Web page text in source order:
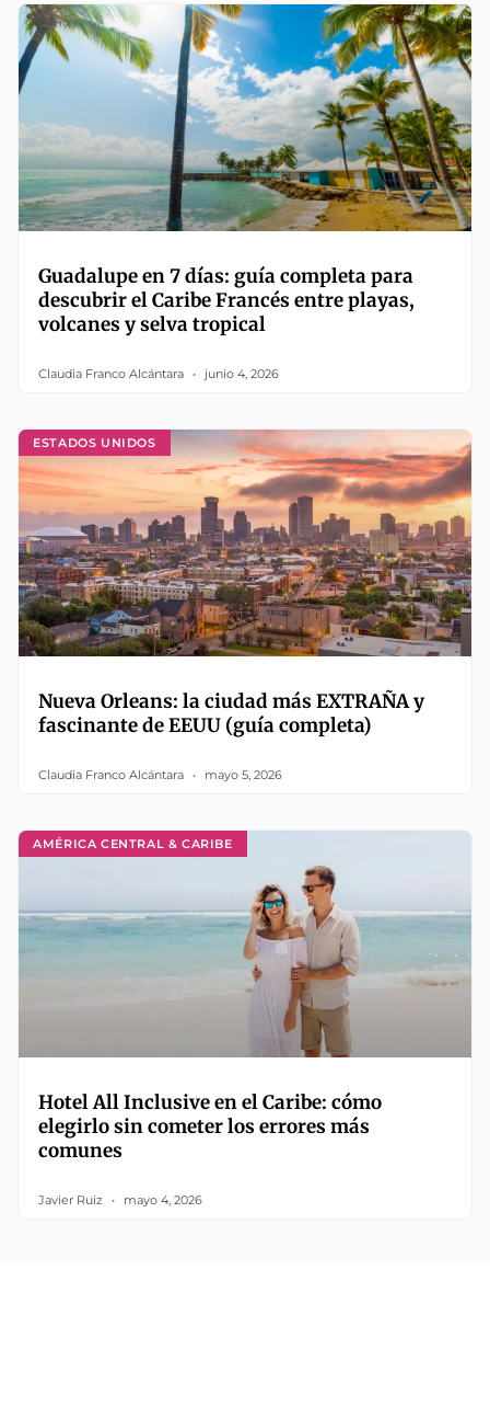
Guadalupe en 7 días: guía completa para
descubrir el Caribe Francés entre playas,
volcanes y selva tropical
Claudia Franco Alcántara junio 4, 2026
ESTADOS UNIDOS
Nueva Orleans: la ciudad más EXTRAÑA y
fascinante de EEUU (guía completa)
Claudia Franco Alcántara mayo 5, 2026
AMÉRICA CENTRAL & CARIBE
Hotel All Inclusive en el Caribe: cómo
elegirlo sin cometer los errores más
comunes
Javier Ruiz mayo 4, 2026